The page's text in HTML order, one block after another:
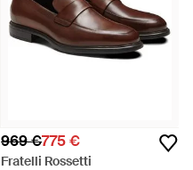
969 €775 €
Fratelli Rossetti